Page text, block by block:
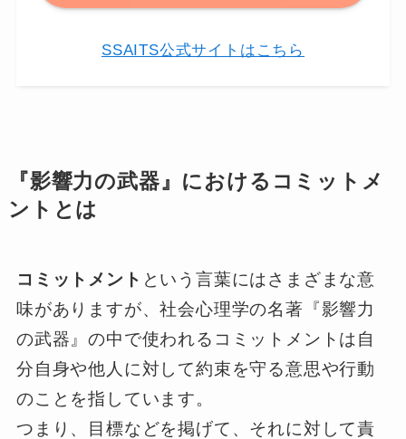
SSAITS公式サイトはこちら
『影響力の武器』におけるコミットメ
ントとは
コミットメント という言葉にはさまざまな意
味がありますが、社会心理学の名著『影響力
の武器』の中で使われるコミットメントは自
分自身や他人に対して約束を守る意思や行動
のことを指しています。
つまり、目標などを掲げて、それに対して責